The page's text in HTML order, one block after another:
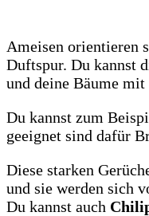
Ameisen orientieren
Duftspur. Du kannst
und deine Bäume mit
Du kannst zum
geeignet sind dafür
Diese starken
und sie werden sich
Du kannst auch